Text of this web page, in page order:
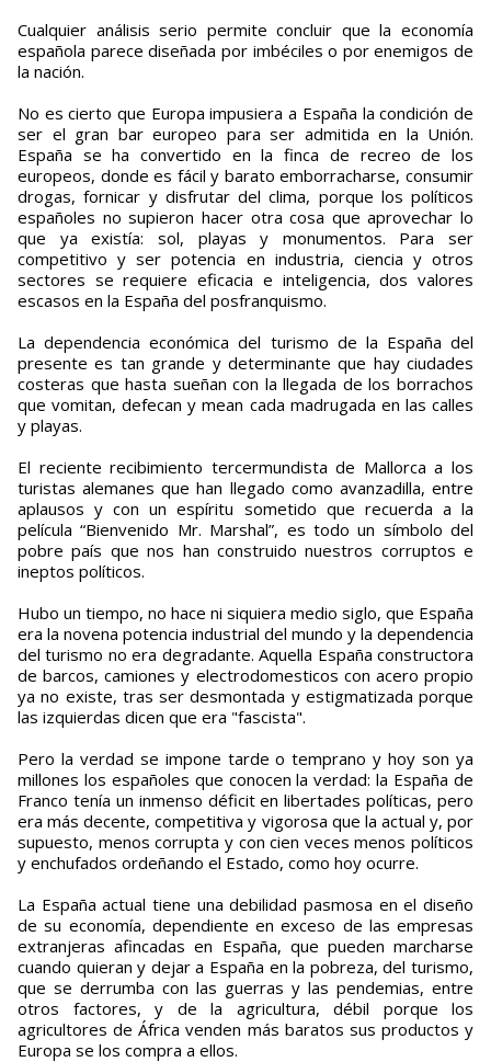
Cualquier análisis serio permite concluir que la economía
española parece diseñada por imbéciles o por enemigos de
la nación.
No es cierto que Europa impusiera a España la condición de
ser el gran bar europeo para ser admitida en la Unión.
España se ha convertido en la finca de recreo de los
europeos, donde es fácil y barato emborracharse, consumir
drogas, fornicar y disfrutar del clima, porque los políticos
españoles no supieron hacer otra cosa que aprovechar lo
que ya existía: sol, playas y monumentos. Para ser
competitivo y ser potencia en industria, ciencia y otros
sectores se requiere eficacia e inteligencia, dos valores
escasos en la España del posfranquismo.
La dependencia económica del turismo de la España del
presente es tan grande y determinante que hay ciudades
costeras que hasta sueñan con la llegada de los borrachos
que vomitan, defecan y mean cada madrugada en las calles
y playas.
El reciente recibimiento tercermundista de Mallorca a los
turistas alemanes que han llegado como avanzadilla, entre
aplausos y con un espíritu sometido que recuerda a la
película “Bienvenido Mr. Marshal”, es todo un símbolo del
pobre país que nos han construido nuestros corruptos e
ineptos políticos.
Hubo un tiempo, no hace ni siquiera medio siglo, que España
era la novena potencia industrial del mundo y la dependencia
del turismo no era degradante. Aquella España constructora
de barcos, camiones y electrodomesticos con acero propio
ya no existe, tras ser desmontada y estigmatizada porque
las izquierdas dicen que era "fascista".
Pero la verdad se impone tarde o temprano y hoy son ya
millones los españoles que conocen la verdad: la España de
Franco tenía un inmenso déficit en libertades políticas, pero
era más decente, competitiva y vigorosa que la actual y, por
supuesto, menos corrupta y con cien veces menos políticos
y enchufados ordeñando el Estado, como hoy ocurre.
La España actual tiene una debilidad pasmosa en el diseño
de su economía, dependiente en exceso de las empresas
extranjeras afincadas en España, que pueden marcharse
cuando quieran y dejar a España en la pobreza, del turismo,
que se derrumba con las guerras y las pendemias, entre
otros factores, y de la agricultura, débil porque los
agricultores de África venden más baratos sus productos y
Europa se los compra a ellos.